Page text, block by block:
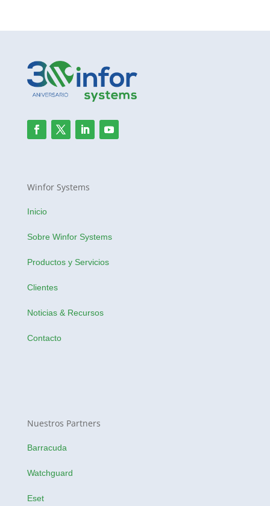
Winfor Systems
Inicio
Sobre Winfor Systems
Productos y Servicios
Clientes
Noticias & Recursos
Contacto
Nuestros Partners
Barracuda
Watchguard
Eset